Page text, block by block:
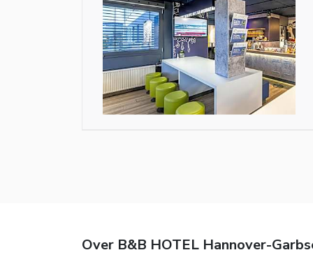
Over B&B HOTEL Hannover-